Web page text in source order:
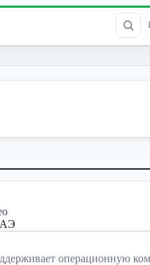
операционную